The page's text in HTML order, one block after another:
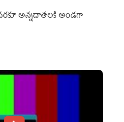
అన్నదాతలకి అండగా